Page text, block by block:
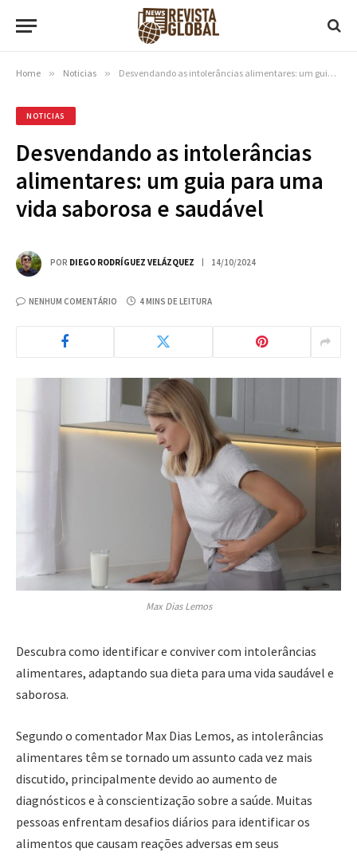
Home » Noticias » Desvendando as intolerâncias alimentares: um guia para uma vida saborosa e saudável
NOTICIAS
Desvendando as intolerâncias
alimentares: um guia para uma
vida saborosa e saudável
POR DIEGO RODRÍGUEZ VELÁZQUEZ 14/10/2024
NENHUM COMENTÁRIO 4 MINS DE LEITURA
Max Dias Lemos
Descubra como identificar e conviver com intolerâncias
alimentares, adaptando sua dieta para uma vida saudável e
saborosa.
Segundo o comentador Max Dias Lemos, as intolerâncias
alimentares têm se tornado um assunto cada vez mais
discutido, principalmente devido ao aumento de
diagnósticos e à conscientização sobre a saúde. Muitas
pessoas enfrentam desafios diários para identificar os
alimentos que causam reações adversas em seus